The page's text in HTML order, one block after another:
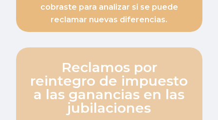
cobraste para analizar si se puede
reclamar nuevas diferencias.
Reclamos por
reintegro de impuesto
a las ganancias en las
jubilaciones